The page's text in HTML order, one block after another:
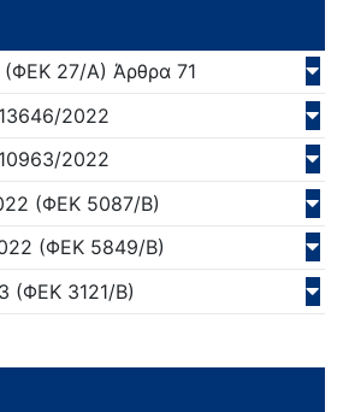
(ΦΕΚ 27/Α) Άρθρα 71
13646/2022
10963/2022
(ΦΕΚ 5087/Β)
(ΦΕΚ 5849/Β)
(ΦΕΚ 3121/Β)